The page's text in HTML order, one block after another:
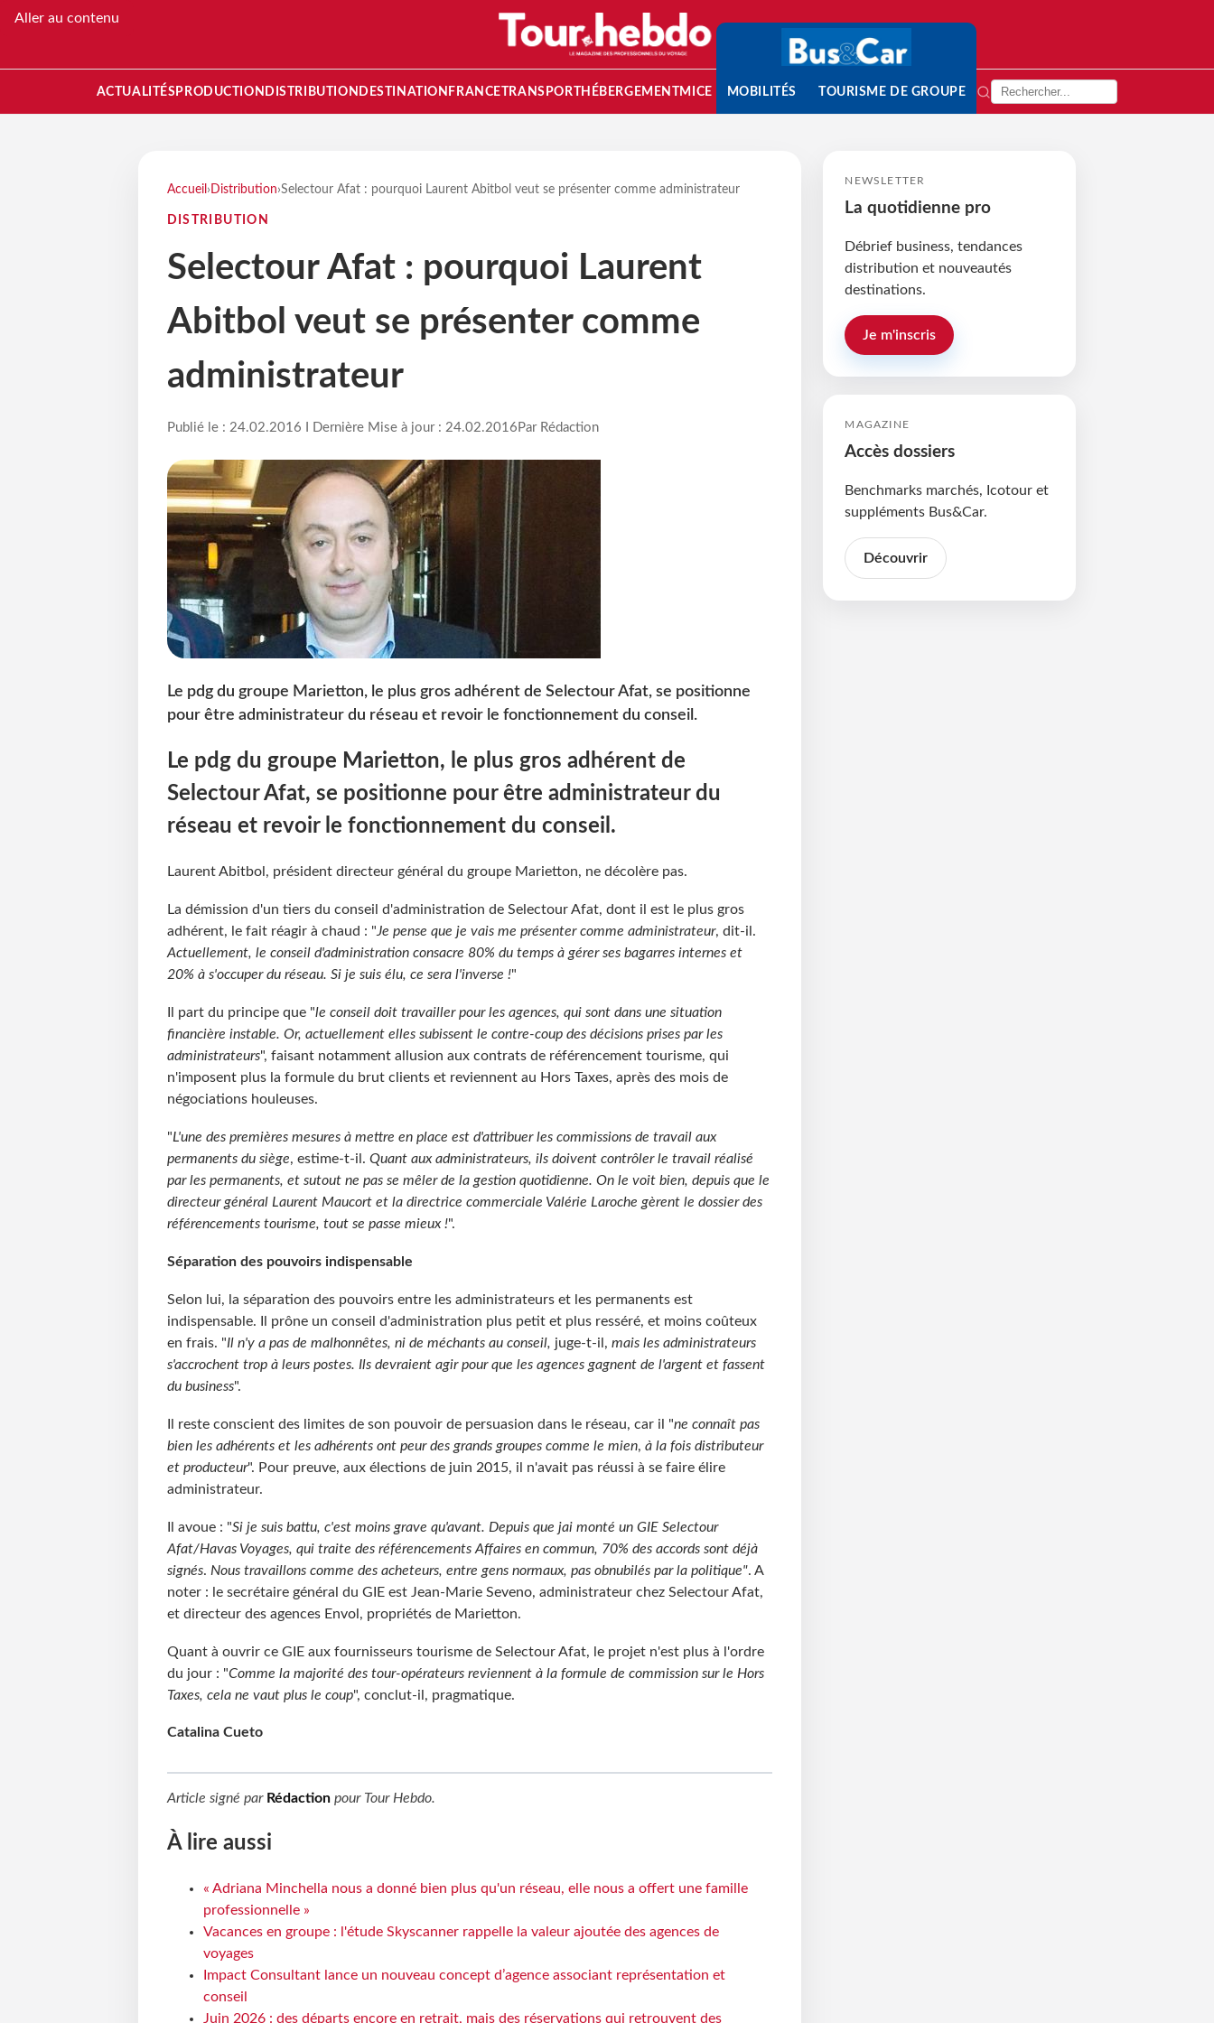
Aller au contenu
ACTUALITÉS PRODUCTION DISTRIBUTION DESTINATION FRANCETRANSPORT HÉBERGEMENTMICE MOBILITÉS TOURISME DE GROUPE
Accueil › Distribution›Selectour Afat : pourquoi Laurent Abitbol veut se présenter comme administrateur
DISTRIBUTION
Selectour Afat : pourquoi Laurent
Abitbol veut se présenter comme
administrateur
Publié le : 24.02.2016 I Dernière Mise à jour : 24.02.2016 Par Rédaction
Le pdg du groupe Marietton, le plus gros adhérent de Selectour Afat, se positionne
pour être administrateur du réseau et revoir le fonctionnement du conseil.
Le pdg du groupe Marietton, le plus gros adhérent de
Selectour Afat, se positionne pour être administrateur du
réseau et revoir le fonctionnement du conseil.
Laurent Abitbol, président directeur général du groupe Marietton, ne décolère pas.
La démission d'un tiers du conseil d'administration de Selectour Afat, dont il est le plus gros
adhérent, le fait réagir à chaud : "Je pense que je vais me présenter comme administrateur, dit-il.
Actuellement, le conseil d'administration consacre 80% du temps à gérer ses bagarres internes et
20% à s'occuper du réseau. Si je suis élu, ce sera l'inverse !"
Il part du principe que "le conseil doit travailler pour les agences, qui sont dans une situation
financière instable. Or, actuellement elles subissent le contre-coup des décisions prises par les
administrateurs", faisant notamment allusion aux contrats de référencement tourisme, qui
n'imposent plus la formule du brut clients et reviennent au Hors Taxes, après des mois de
négociations houleuses.
"L'une des premières mesures à mettre en place est d'attribuer les commissions de travail aux
permanents du siège, estime-t-il. Quant aux administrateurs, ils doivent contrôler le travail réalisé
par les permanents, et sutout ne pas se mêler de la gestion quotidienne. On le voit bien, depuis que le
directeur général Laurent Maucort et la directrice commerciale Valérie Laroche gèrent le dossier des
référencements tourisme, tout se passe mieux !".
Séparation des pouvoirs indispensable
Selon lui, la séparation des pouvoirs entre les administrateurs et les permanents est
indispensable. Il prône un conseil d'administration plus petit et plus resséré, et moins coûteux
en frais. "Il n'y a pas de malhonnêtes, ni de méchants au conseil, juge-t-il, mais les administrateurs
s'accrochent trop à leurs postes. Ils devraient agir pour que les agences gagnent de l'argent et fassent
du business".
Il reste conscient des limites de son pouvoir de persuasion dans le réseau, car il "ne connaît pas
bien les adhérents et les adhérents ont peur des grands groupes comme le mien, à la fois distributeur
et producteur". Pour preuve, aux élections de juin 2015, il n'avait pas réussi à se faire élire
administrateur.
Il avoue : "Si je suis battu, c'est moins grave qu'avant. Depuis que jai monté un GIE Selectour
Afat/Havas Voyages, qui traite des référencements Affaires en commun, 70% des accords sont déjà
signés. Nous travaillons comme des acheteurs, entre gens normaux, pas obnubilés par la politique". A
noter : le secrétaire général du GIE est Jean-Marie Seveno, administrateur chez Selectour Afat,
et directeur des agences Envol, propriétés de Marietton.
Quant à ouvrir ce GIE aux fournisseurs tourisme de Selectour Afat, le projet n'est plus à l'ordre
du jour : "Comme la majorité des tour-opérateurs reviennent à la formule de commission sur le Hors
Taxes, cela ne vaut plus le coup", conclut-il, pragmatique.
Catalina Cueto
Article signé par Rédactionpour Tour Hebdo.
À lire aussi
« Adriana Minchella nous a donné bien plus qu'un réseau, elle nous a offert une famille
professionnelle »
Vacances en groupe : l'étude Skyscanner rappelle la valeur ajoutée des agences de
voyages
Impact Consultant lance un nouveau concept d’agence associant représentation et
conseil
Juin 2026 : des départs encore en retrait, mais des réservations qui retrouvent des
NEWSLETTER
La quotidienne pro
Débrief business, tendances
distribution et nouveautés
destinations.
Je m'inscris
MAGAZINE
Accès dossiers
Benchmarks marchés, Icotour et
suppléments Bus&Car.
Découvrir